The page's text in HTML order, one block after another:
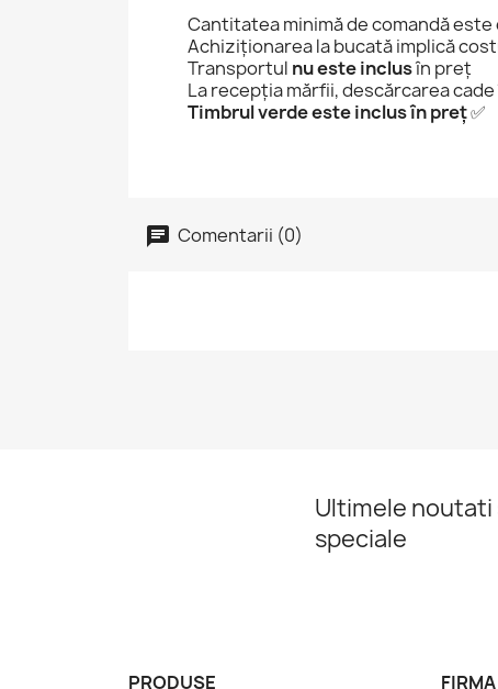
Cantitatea minimă de comandă este
Achiziționarea la bucată implică
Transportul nu este inclusîn preț
La recepția mărfii, descărcarea
Timbrul verde este inclus în preț✅
Comentarii (0)
Ultimele
speciale
PRODUSE